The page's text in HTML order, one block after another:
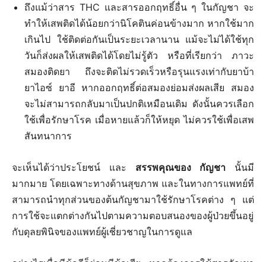
ถึงแม้ว่าสาร THC และสารออกฤทธิ์อื่น ๆ ในกัญชา จะ
ทำให้เสพติดได้น้อยกว่านิโคตินค่อนข้างมาก หากใช้มาก
เกินไป ใช้ติดต่อกันเป็นระยะเวลานาน แม้จะไม่ได้ใช้ทุก
วันก็ส่งผลให้เสพติดได้โดยไม่รู้ตัว หรือที่เรียกว่า ภาวะ
สมองติดยา ถึงจะติดไม่รวดเร็วหรือรุนแรงเท่ากับยาบ้า
ยาไอซ์ ยาอี หากออกฤทธิ์ต่อสมองย่อมส่งผลเสีย สมอง
จะไม่สามารถกลับมาเป็นปกติเหมือนเดิม ดังนั้นควรเลือก
ใช้เพื่อรักษาโรค เมื่อหายแล้วก็ให้หยุด ไม่ควรใช้เพื่อเสพ
สันทนาการ
จะเห็นได้ว่าประโยชน์ และ สรรพคุณของ กัญชา นั้นมี
มากมาย โดยเฉพาะทางด้านสุขภาพ และในทางการแพทย์ที่
สามารถนำทุกส่วนของต้นกัญชามาใช้รักษาโรคต่าง ๆ แต่
การใช้จะแตกต่างกันไปตามความตอบสนองของผู้ป่วยขึ้นอยู่
กับดุลยพินิจของแพทย์ผู้เชี่ยวชาญในการดูแล